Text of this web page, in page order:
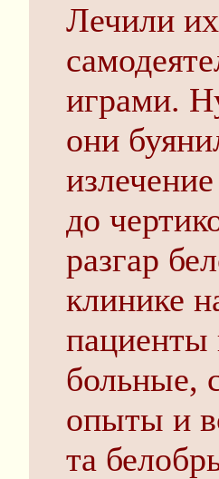
Лечили
играми.
они
до
разгар
клинике
пациенты
больные,
опыты и
та